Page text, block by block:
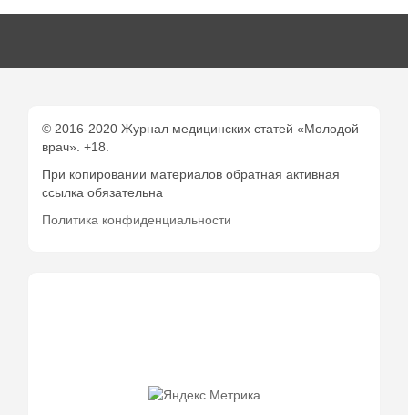
© 2016-2020 Журнал медицинских статей «Молодой
врач». +18.
При копировании материалов обратная активная
ссылка обязательна
Политика конфиденциальности